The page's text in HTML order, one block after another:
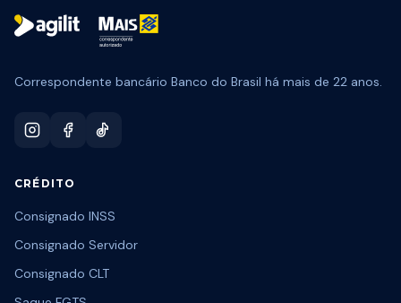
Correspondente bancário Banco do Brasil há mais de 22 anos.
CRÉDITO
Consignado INSS
Consignado Servidor
Consignado CLT